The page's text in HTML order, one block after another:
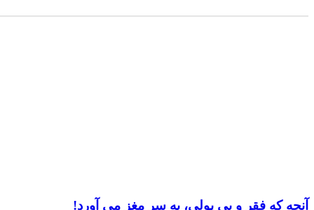
آنچه که فقر و بی‌ پولی، به سر مغز می‌ آورد!